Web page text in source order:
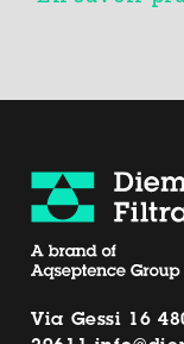
Via Gessi 16